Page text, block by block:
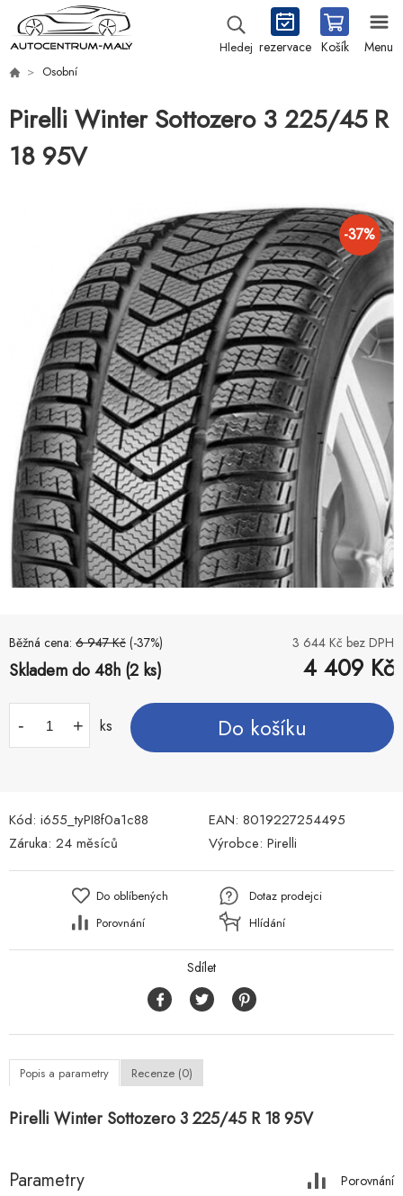
Hledej rezervace Košík Menu
Osobní
Pirelli Winter Sottozero 3 225/45 R
18 95V
-37%
Běžná cena: 6 947 Kč (-37%) 3 644 Kč bez DPH
Skladem do 48h (2 ks) 4 409 Kč
- + ks Do košíku
Kód: i655_tyPI8f0a1c88 EAN: 8019227254495
Záruka: 24 měsíců Výrobce: Pirelli
Do oblíbených
Porovnání
Dotaz prodejci
Hlídání
Sdílet
Popis a parametry Recenze (0)
Pirelli Winter Sottozero 3 225/45 R 18 95V
Parametry Porovnání